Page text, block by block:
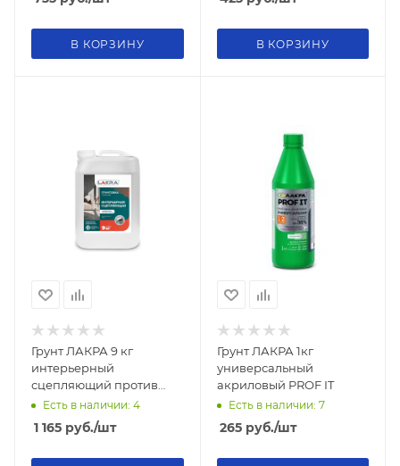
В КОРЗИНУ В КОРЗИНУ
Грунт ЛАКРА 9 кг
интерьерный
сцепляющий против
плесени
Есть в наличии: 4
1 165 руб./шт
Грунт ЛАКРА 1кг
универсальный
акриловый PROF IT
Есть в наличии: 7
265руб./шт